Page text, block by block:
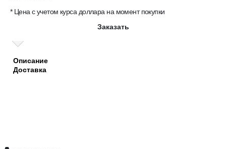
* Цена с учетом курса доллара на момент покупки
Заказать
Описание
Доставка